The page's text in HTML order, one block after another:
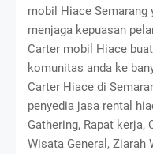
mobil Hiace Semarang
menjaga kepuasan
Carter mobil Hiace
komunitas anda ke
Carter Hiace di
penyedia jasa rental
Gathering, Rapat kerja,
Wisata General, Ziarah